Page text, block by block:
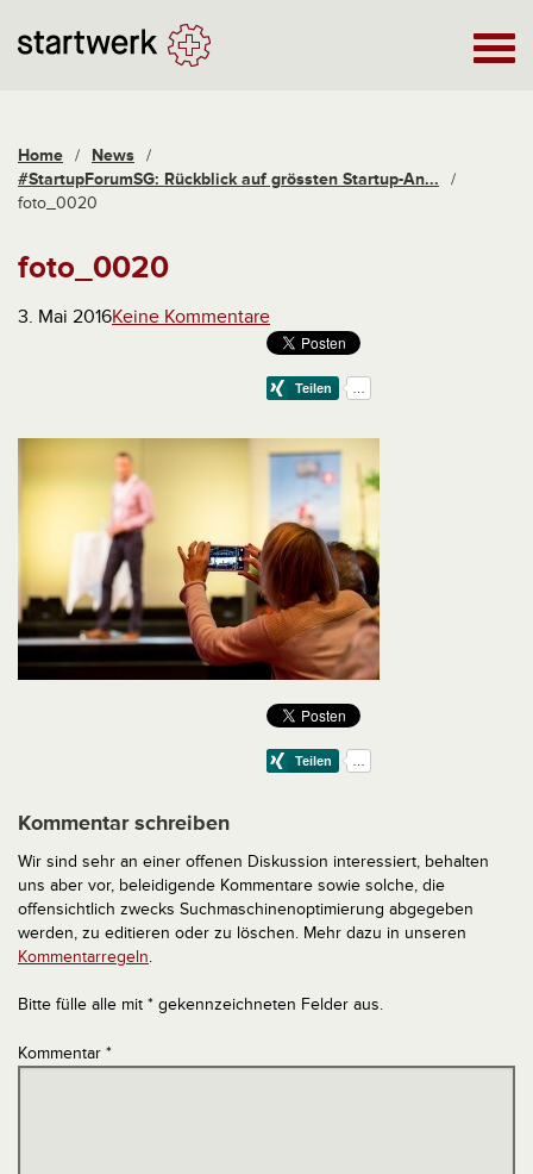
Home / News /
#StartupForumSG: Rückblick auf grössten Startup-An...
/
foto_0020
foto_0020
3. Mai 2016Keine Kommentare
Kommentar schreiben
Wir sind sehr an einer offenen Diskussion interessiert, behalten
uns aber vor, beleidigende Kommentare sowie solche, die
offensichtlich zwecks Suchmaschinenoptimierung abgegeben
werden, zu editieren oder zu löschen. Mehr dazu in unseren
Kommentarregeln.
Bitte fülle alle mit * gekennzeichneten Felder aus.
Kommentar *